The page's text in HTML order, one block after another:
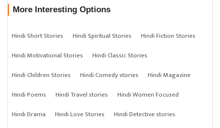
More Interesting Options
Hindi Short Stories Hindi Spiritual Stories
Hindi Fiction Stories
Hindi Motivational Stories
Hindi Classic Stories
Hindi Children Stories
Hindi Comedy stories
Hindi Magazine
Hindi Poems
Hindi Travel stories
Hindi Women Focused
Hindi Drama
Hindi Love Stories
Hindi Detective stories